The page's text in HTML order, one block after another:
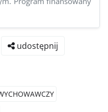
udostępnij